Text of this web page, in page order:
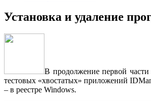
Установка и удаление
В продолжение первой
тестовых «хвостатых» приложений
– в реестре Windows.